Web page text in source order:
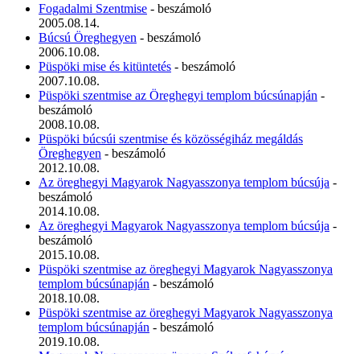
Fogadalmi Szentmise - beszámoló
2005.08.14.
Búcsú Öreghegyen - beszámoló
2006.10.08.
Püspöki mise és kitüntetés - beszámoló
2007.10.08.
Püspöki szentmise az Öreghegyi templom búcsúnapján -
beszámoló
2008.10.08.
Püspöki búcsúi szentmise és közösségiház megáldás
Öreghegyen - beszámoló
2012.10.08.
Az öreghegyi Magyarok Nagyasszonya templom búcsúja -
beszámoló
2014.10.08.
Az öreghegyi Magyarok Nagyasszonya templom búcsúja -
beszámoló
2015.10.08.
Püspöki szentmise az öreghegyi Magyarok Nagyasszonya
templom búcsúnapján - beszámoló
2018.10.08.
Püspöki szentmise az öreghegyi Magyarok Nagyasszonya
templom búcsúnapján - beszámoló
2019.10.08.